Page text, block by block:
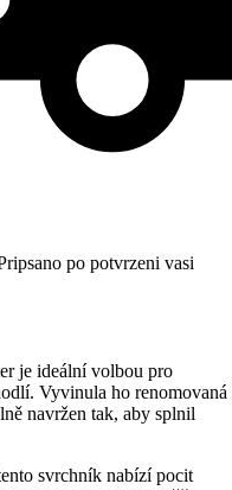
po potvrzeni vasi
je ideální volbou pro
Vyvinula ho renomovaná
navržen tak, aby splnil
svrchník nabízí pocit